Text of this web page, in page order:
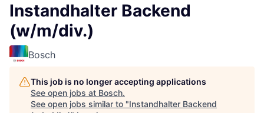
Instandhalter Backend
(w/m/div.)
Bosch
This job is no longer accepting applications
See open jobs at Bosch.
See open jobs similar to "Instandhalter Backend